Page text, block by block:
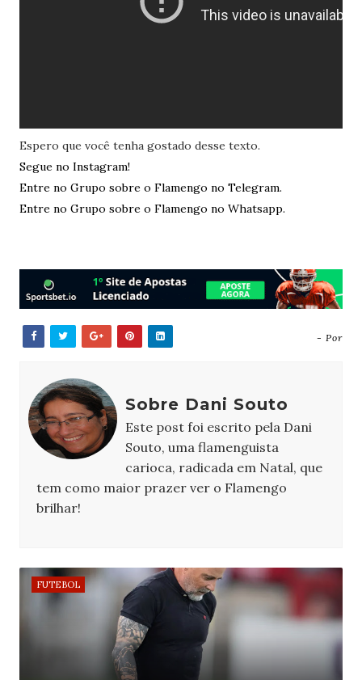
Espero que você tenha gostado desse texto.
Segue no Instagram!
Entre no Grupo sobre o Flamengo no Telegram.
Entre no Grupo sobre o Flamengo no Whatsapp.
- Por
Sobre Dani Souto
Este post foi escrito pela Dani
Souto, uma flamenguista
carioca, radicada em Natal, que
tem como maior prazer ver o Flamengo
brilhar!
FUTEBOL